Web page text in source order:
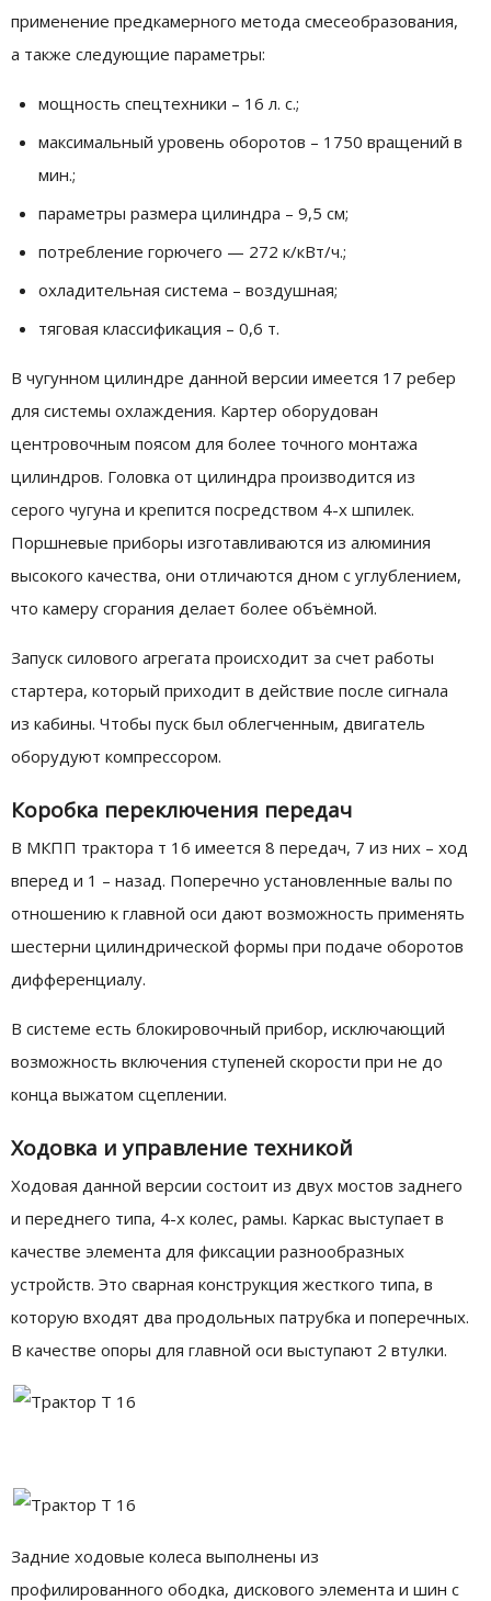
применение предкамерного метода смесеобразования,
а также следующие параметры:
мощность спецтехники – 16 л. с.;
максимальный уровень оборотов – 1750 вращений в
мин.;
параметры размера цилиндра – 9,5 см;
потребление горючего — 272 к/кВт/ч.;
охладительная система – воздушная;
тяговая классификация – 0,6 т.
В чугунном цилиндре данной версии имеется 17 ребер
для системы охлаждения. Картер оборудован
центровочным поясом для более точного монтажа
цилиндров. Головка от цилиндра производится из
серого чугуна и крепится посредством 4-х шпилек.
Поршневые приборы изготавливаются из алюминия
высокого качества, они отличаются дном с углублением,
что камеру сгорания делает более объёмной.
Запуск силового агрегата происходит за счет работы
стартера, который приходит в действие после сигнала
из кабины. Чтобы пуск был облегченным, двигатель
оборудуют компрессором.
Коробка переключения передач
В МКПП трактора т 16 имеется 8 передач, 7 из них – ход
вперед и 1 – назад. Поперечно установленные валы по
отношению к главной оси дают возможность применять
шестерни цилиндрической формы при подаче оборотов
дифференциалу.
В системе есть блокировочный прибор, исключающий
возможность включения ступеней скорости при не до
конца выжатом сцеплении.
Ходовка и управление техникой
Ходовая данной версии состоит из двух мостов заднего
и переднего типа, 4-х колес, рамы. Каркас выступает в
качестве элемента для фиксации разнообразных
устройств. Это сварная конструкция жесткого типа, в
которую входят два продольных патрубка и поперечных.
В качестве опоры для главной оси выступают 2 втулки.
Задние ходовые колеса выполнены из
профилированного ободка, дискового элемента и шин с